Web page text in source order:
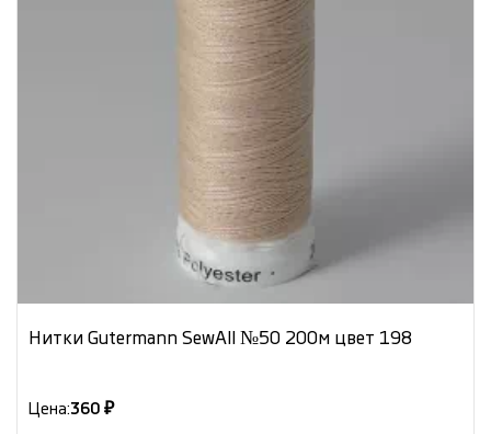
Нитки Gutermann SewAll №50 200м цвет 198
Цена:360 ₽